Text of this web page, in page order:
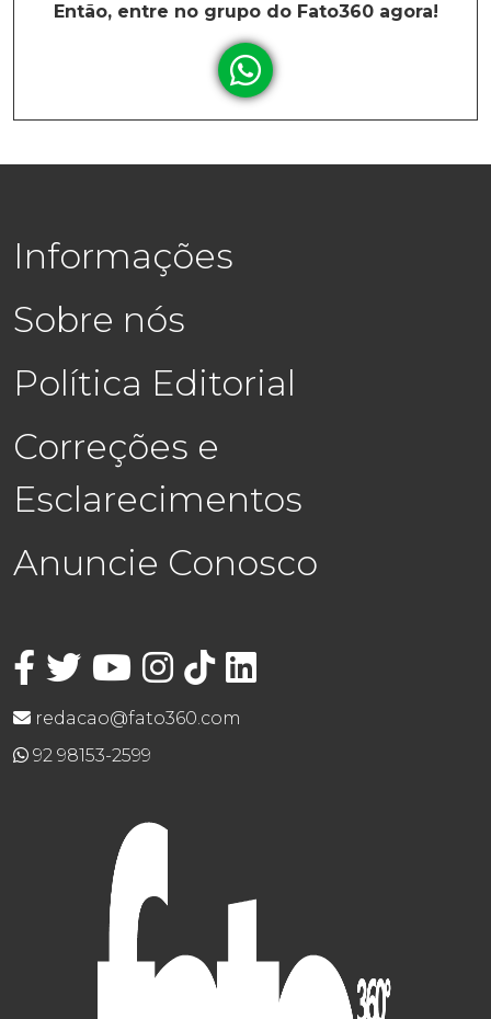
Então, entre no grupo do Fato360 agora!
Informações
Sobre nós
Política Editorial
Correções e
Esclarecimentos
Anuncie Conosco
redacao@fato360.com
92 98153-2599